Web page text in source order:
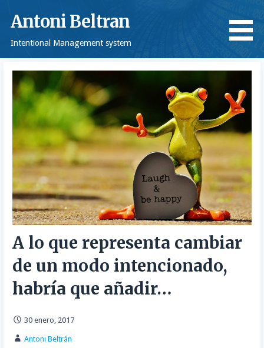
Antoni Beltran
Intentional Management system
A lo que representa cambiar
de un modo intencionado,
habría que añadir…
30 enero, 2017
Antoni Beltrán